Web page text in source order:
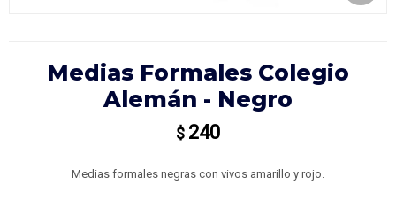
Medias Formales Colegio
Alemán - Negro
$ 240
Medias formales negras con vivos amarillo y rojo.